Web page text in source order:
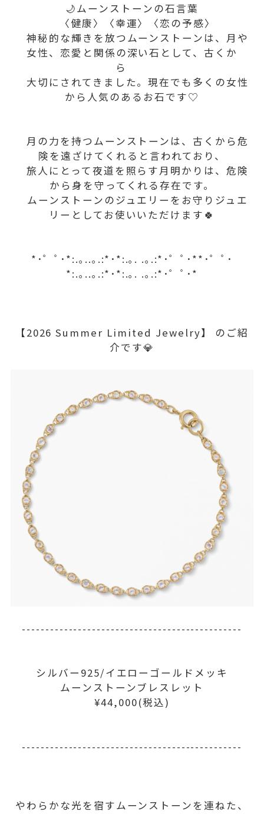
🌙ムーンストーンの石言葉
〈健康〉〈幸運〉〈恋の予感〉
神秘的な輝きを放つムーンストーンは、月や
女性、恋愛と関係の深い石として、古くか
ら
大切にされてきました。現在でも多くの女性
から人気のあるお石です♡
月の力を持つムーンストーンは、古くから危
険を遠ざけてくれると言われており、
旅人にとって夜道を照らす月明かりは、危険
から身を守ってくれる存在です。
ムーンストーンのジュエリーをお守りジュエ
リーとしてお使いいただけます🍀
*･゜ﾟ･*:.｡..｡.:*･*:.｡. .｡.:*･゜ﾟ･**･゜ﾟ･
*:.｡..｡.:*･*:.｡. .｡.:*･゜ﾟ･*
【2026 Summer Limited Jewelry】 のご紹
介です💎
-----------------------------------------------
シルバー925/イエローゴールドメッキ
ムーンストーンブレスレット
¥44,000(税込)
-----------------------------------------------
やわらかな光を宿すムーンストーンを連ねた、